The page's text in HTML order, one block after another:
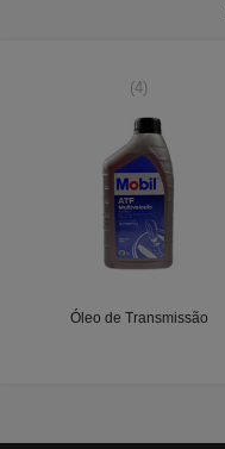
(4)
Óleo de Transmissão